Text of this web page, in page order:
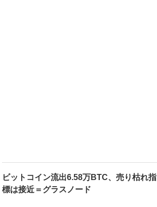
ビットコイン流出6.58万BTC、売り枯れ指
標は接近＝グラスノード